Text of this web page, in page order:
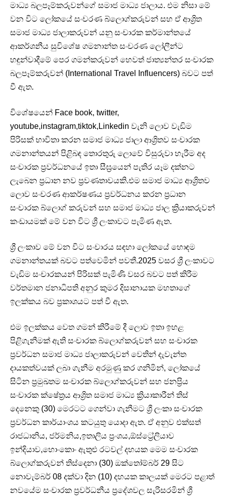
මාධ්‍ය ⁣බලපෑම්කරුවන්ගේ සමාජ මාධ්‍ය ජාලාය. එම නිසා මේ
වන විට ලෝකයේ සංචරණ බ්ලොග්කරුවන් සහ ඒ ආශ්‍රිත
සමාජ මාධ්‍ය ජාලාකරුවන් යනු සංචාරක කර්මාන්තයේ
ආකර්ශනීය සුවිශේෂ ගමනාන්ත සංචරණ ලෝලීන්ට
හඳුන්වාදීමේ පෙර ගමන්කරුවන් හෙවත් ජාත්‍යන්තර සංචාරක
බලපෑම්කරුවන් (International Travel Influencers) බවට පත්
වී ඇත.
විශේෂයෙන් Face book, twitter,
youtube,instagram,tiktok,Linkedin වැනි ලොව වැඩිම
පිරිසක් භාවිතා කරන සමාජ මාධ්‍ය ජාලා ආශ්‍රිතව සංචාරක
ගමනාන්තයන් පිළිබඳ තොරතුරු ලොවේ විසුරුවා හැරීම අද
සංචාරක ප්‍රවර්ධනයේ ඉතා සීඝ්‍රයෙන් පැතිර යෑම දක්නට
ලැබෙන ප්‍රධාන නව ප්‍රවණතාවයකි.එම සමාජ මාධ්‍ය ආශ්‍රිතව
ලොව සංචරණ ආකර්ෂණය ප්‍රවර්ධනය කරන ප්‍රධාන
සංචාරක බ්ලොග් කරුවන් සහ සමාජ මාධ්‍ය ජාල ක්‍රියාකරුවන්
කංඩායමක් මේ වන විට ශ්‍රී ලංකාවට පැමිණ ඇත.
ශ්‍රී ලංකාව මේ වන විට සංචාරය සඳහා ලෝකයේ හොඳම
ගමනාන්තයක් බවට පත්වෙමින් පවතී.2025 වසර ශ්‍රී ලංකාවට
වැඩිම සංචාරකයන් පිරිසක් පැමිණි වසර බවට පත් කිරීම
වර්තමාන ජනාධිපති අනුර කුමර දිසානායක මහතාගේ
ඉලක්කය බව ප්‍රකාශයට පත් වී ඇත.
එම ඉලක්කය වෙත ගමන් කිරීමේ දී ලොව ඉතා ඉහළ
පිළිගැනීමක් ඇති සංචාරක බ්ලොග්කරුවන් සහ සංචාරක
ප්‍රවර්ධන සමාජ මාධ්‍ය ජාලාකරුවන් වෙතින් දැවැන්ත
දායකත්වයක් ලබා ගැනීම අරමුණු කර ගනිමින්, ලෝකයේ
සිටින ප්‍රමුඛතම සංචාරක බ්ලොග්කරුවන් සහ ජනප්‍රිය
සංචාරක ක්ෂේත්‍රය ආශ්‍රිත සමාජ මාධ්‍ය ක්‍රියාකාරීන් තිස්
දෙනෙකු (30) මෙරටට ගෙන්වා ගැනීමට ශ්‍රී ලංකා සංචාරක
ප්‍රවර්ධන කාර්යාංශය කටයුතු යොදා ඇත. ඒ අනුව එක්සත්
රාජධානිය, ජර්මනිය,ඉතාලිය ප්‍රංශය,ඕස්ට්‍රේලියාව
ඉන්දියාව,හොංකොං ඇතුළු රටවල් දහයක මෙම සංචාරක
බ්ලොග්කරුවන් තිස්දෙනා (30) ඔක්තෝම්බර් 29 සිට
නොවැම්බර් 08 දක්වා දින (10) දහයක කාලයක් මෙරට පළාත්
නවයේම සංචාරක ප්‍රවර්ධනීය ප්‍රදේශවල සැරිසරමින් ශ්‍රී